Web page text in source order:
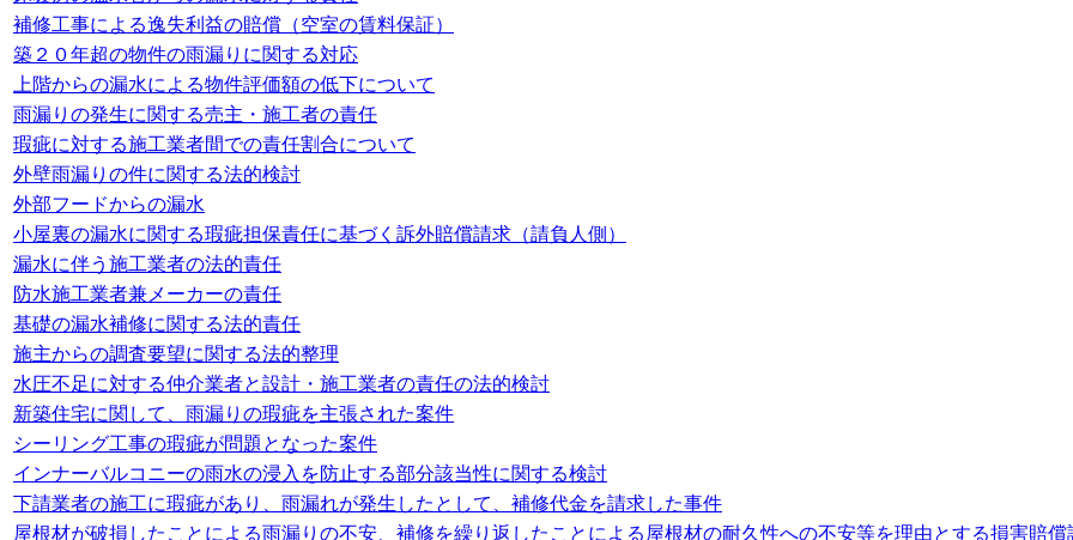
補修工事による逸失利益の賠償（空室の賃料保証）
築２０年超の物件の雨漏りに関する対応
上階からの漏水による物件評価額の低下について
雨漏りの発生に関する売主・施工者の責任
瑕疵に対する施工業者間での責任割合について
外壁雨漏りの件に関する法的検討
外部フードからの漏水
小屋裏の漏水に関する瑕疵担保責任に基づく訴外賠償請求（請負人側）
漏水に伴う施工業者の法的責任
防水施工業者兼メーカーの責任
基礎の漏水補修に関する法的責任
施主からの調査要望に関する法的整理
水圧不足に対する仲介業者と設計・施工業者の責任の法的検討
新築住宅に関して、雨漏りの瑕疵を主張された案件
シーリング工事の瑕疵が問題となった案件
インナーバルコニーの雨水の浸入を防止する部分該当性に関する検討
下請業者の施工に瑕疵があり、雨漏れが発生したとして、補修代金を請求した事件
屋根材が破損したことによる雨漏りの不安、補修を繰り返したことによる屋根材の耐久性への不安等を理由とする損害賠償